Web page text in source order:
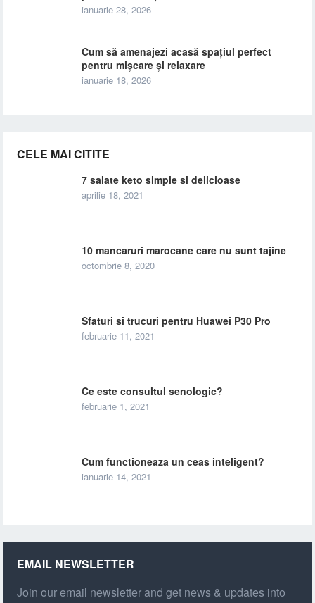
ianuarie 28, 2026
Cum să amenajezi acasă spațiul perfect
pentru mișcare și relaxare
ianuarie 18, 2026
CELE MAI CITITE
7 salate keto simple si delicioase
aprilie 18, 2021
10 mancaruri marocane care nu sunt tajine
octombrie 8, 2020
Sfaturi si trucuri pentru Huawei P30 Pro
februarie 11, 2021
Ce este consultul senologic?
februarie 1, 2021
Cum functioneaza un ceas inteligent?
ianuarie 14, 2021
EMAIL NEWSLETTER
Join our email newsletter and get news & updates into